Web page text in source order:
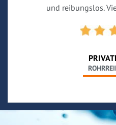
und reibungslos.